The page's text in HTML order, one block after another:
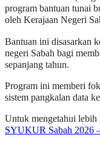
program bantuan tunai
oleh Kerajaan Negeri
Bantuan ini disasarkan
negeri Sabah bagi
sepanjang tahun.
Program ini memberi
sistem pangkalan data
Untuk mengetahui
SYUKUR Sabah 2026